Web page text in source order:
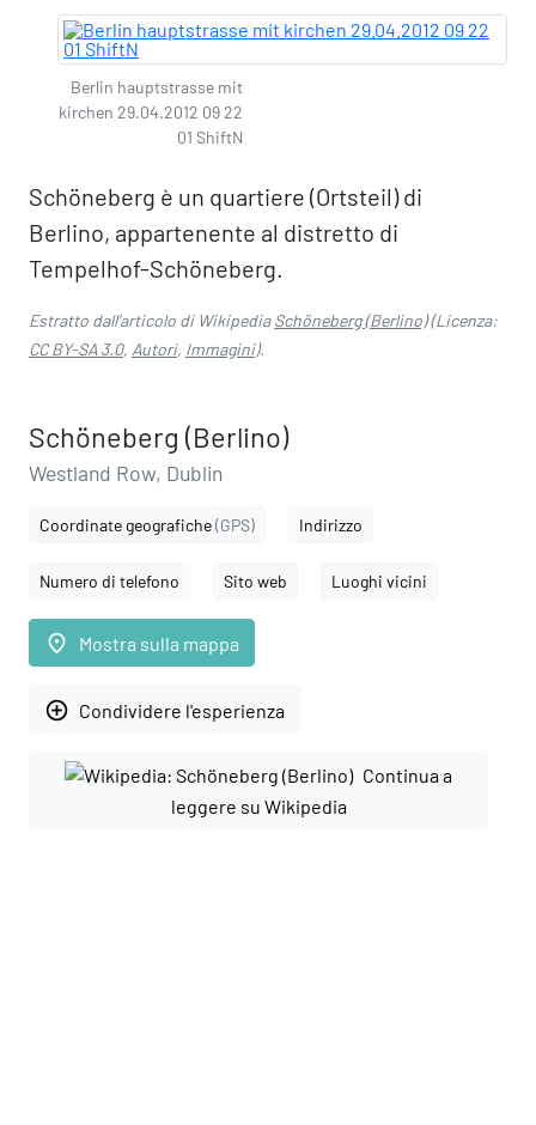
Berlin hauptstrasse mit
kirchen 29.04.2012 09 22
01 ShiftN
Schöneberg è un quartiere (Ortsteil) di
Berlino, appartenente al distretto di
Tempelhof-Schöneberg.
Estratto dall'articolo di WikipediaSchöneberg (Berlino)(Licenza:
CC BY-SA 3.0, Autori, Immagini).
Schöneberg (Berlino)
Westland Row, Dublin
Coordinate geografiche(GPS) Indirizzo
Numero di telefono Sito web Luoghi vicini
place Mostra sulla mappa
add_circle_outline Condividere l'esperienza
Continua a
leggere su Wikipedia